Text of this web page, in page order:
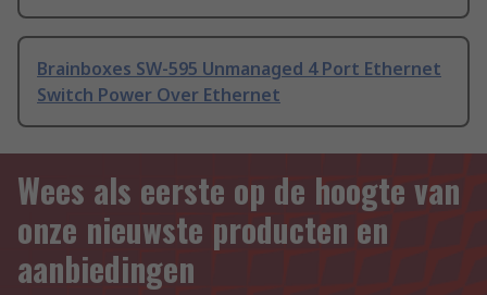
Brainboxes SW-595 Unmanaged 4 Port Ethernet
Switch Power Over Ethernet
Wees als eerste op de hoogte van
onze nieuwste producten en
aanbiedingen